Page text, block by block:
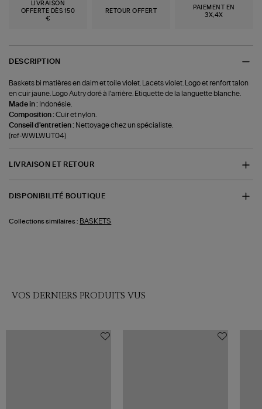
LIVRAISON
OFFERTE DÈS 150
€
RETOUR OFFERT
PAIEMENT EN
3X,4X
DESCRIPTION
Baskets bi matières en daim et toile violet. Lacets violet. Logo et renfort talon
en cuir jaune. Logo Autry doré à l'arrière. Etiquette de la languette blanche.
Made in : Indonésie.
Composition :Cuir et nylon.
Conseil d'entretien : Nettoyage chez un spécialiste.
(ref-WWLWUT04)
LIVRAISON ET RETOUR
DISPONIBILITÉ BOUTIQUE
Collections similaires : BASKETS
VOS DERNIERS PRODUITS VUS